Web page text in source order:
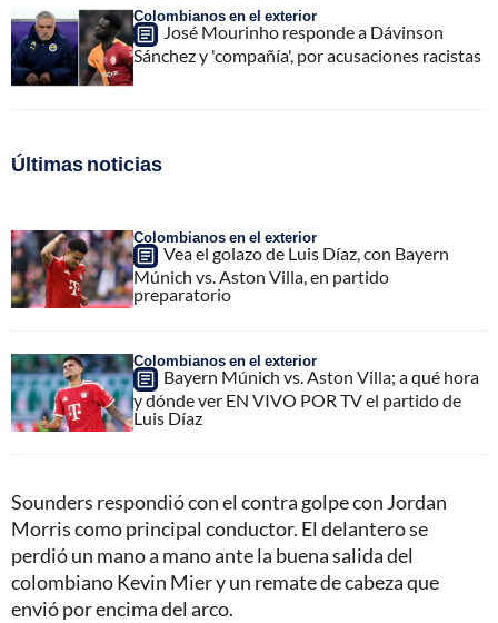
Colombianos en el exterior
José Mourinho responde a Dávinson
Sánchez y 'compañía', por acusaciones racistas
Últimas noticias
Colombianos en el exterior
Vea el golazo de Luis Díaz, con Bayern
Múnich vs. Aston Villa, en partido
preparatorio
Colombianos en el exterior
Bayern Múnich vs. Aston Villa; a qué hora
y dónde ver EN VIVO POR TV el partido de
Luis Díaz
Sounders respondió con el contra golpe con Jordan
Morris como principal conductor. El delantero se
perdió un mano a mano ante la buena salida del
colombiano Kevin Mier y un remate de cabeza que
envió por encima del arco.